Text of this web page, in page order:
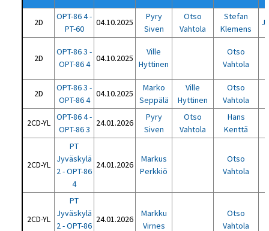
2D
OPT-86 4 -
PT-60
04.10.2025
Pyry
Siven
Otso
Vahtola
Stefan
Klemens
2D
OPT-86 3 -
OPT-86 4
04.10.2025
Ville
Hyttinen
Otso
Vahtola
2D
OPT-86 3 -
OPT-86 4
04.10.2025
Marko
Seppälä
Ville
Hyttinen
Otso
Vahtola
2CD-YL
OPT-86 4 -
OPT-86 3
24.01.2026
Pyry
Siven
Otso
Vahtola
Hans
Kenttä
2CD-YL
PT
Jyväskylä
2 - OPT-86
4
24.01.2026
Markus
Perkkiö
Otso
Vahtola
2CD-YL
PT
Jyväskylä
2 - OPT-86
24.01.2026
Markku
Virnes
Otso
Vahtola